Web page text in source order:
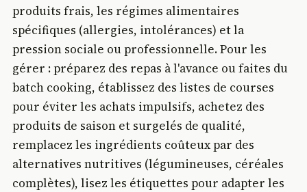
produits frais, les régimes alimentaires
spécifiques (allergies, intolérances) et la
pression sociale ou professionnelle. Pour les
gérer : préparez des repas à l'avance ou faites du
batch cooking, établissez des listes de courses
pour éviter les achats impulsifs, achetez des
produits de saison et surgelés de qualité,
remplacez les ingrédients coûteux par des
alternatives nutritives (légumineuses, céréales
complètes), lisez les étiquettes pour adapter les